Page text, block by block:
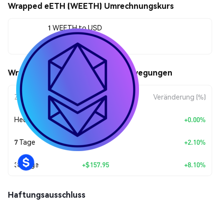
Wrapped eETH (WEETH) Umrechnungskurs
1 WEETH to USD
$2,107.92
Wrapped eETH (WEETH) Kursbewegungen
Zeitraum Betragsänderung Veränderung (%)
Heute $0.00 +0.00%
7 Tage $43.36 +2.10%
30 Tage +$157.95 +8.10%
Haftungsausschluss